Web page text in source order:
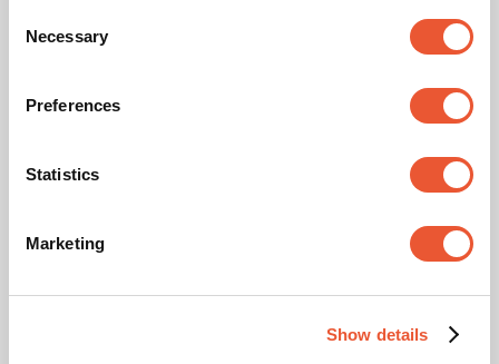
Selection
Necessary
Preferences
Statistics
Marketing
Show details
OLED TV-Halterungen für eine